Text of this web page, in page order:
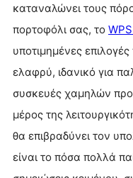
καταναλώνει τους
πορτοφόλι σας, το
υποτιμημένες
ελαφρύ, ιδανικό για
συσκευές χαμηλών
μέρος της
θα επιβραδύνει τον
είναι το πόσα πολλά